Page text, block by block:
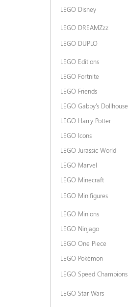
LEGO Disney
LEGO DREAMZzz
LEGO DUPLO
LEGO Editions
LEGO Fortnite
LEGO Friends
LEGO Gabby's Dollhouse
LEGO Harry Potter
LEGO Icons
LEGO Jurassic World
LEGO Marvel
LEGO Minecraft
LEGO Minifigures
LEGO Minions
LEGO Ninjago
LEGO One Piece
LEGO Pokémon
LEGO Speed Champions
LEGO Star Wars